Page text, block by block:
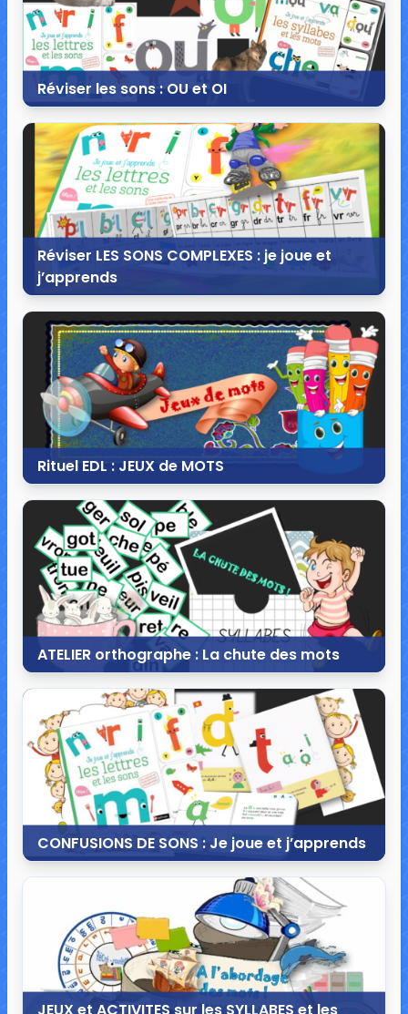
Réviser les sons : OU et OI
4 janvier 2018
11 commentaires
63 993 vues
Réviser LES SONS COMPLEXES : je joue et
j’apprends
28 octobre 2017
77 commentaires
131 097 vues
Rituel EDL : JEUX de MOTS
9 septembre 2017
7 commentaires
ATELIER orthographe : La chute des mots
28 août 2017
12 commentaires
24 155 vues
CONFUSIONS DE SONS : Je joue et j’apprends
16 juillet 2017
292 595 vues
JEUX et ACTIVITES sur les SYLLABES et les